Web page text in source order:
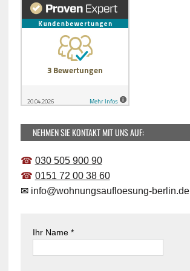
NEHMEN SIE KONTAKT MIT UNS AUF:
☎ 030 505 900 90
☎ 0151 72 00 38 60
✉ info@wohnungsaufloesung-berlin.de
Ihr Name *